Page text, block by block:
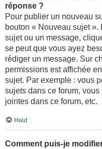
réponse ?
Pour publier un nouveau
bouton « Nouveau sujet
sujet ou un message,
se peut que vous ayez
rédiger un message. Sur
permissions est affichée
sujet. Par exemple : vous
sujets dans ce forum,
jointes dans ce forum, etc.
Haut
Comment puis-je